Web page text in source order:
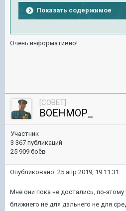
Показать содержимое
Очень информативно!
[COBET]
BOEHMOP_
Участник
3 367 публикаций
25 909 боёв
Опубликовано: 25 апр 2019, 19:11:31
Мне они пока не достались, по-этому
ближнего не для дальнего не для